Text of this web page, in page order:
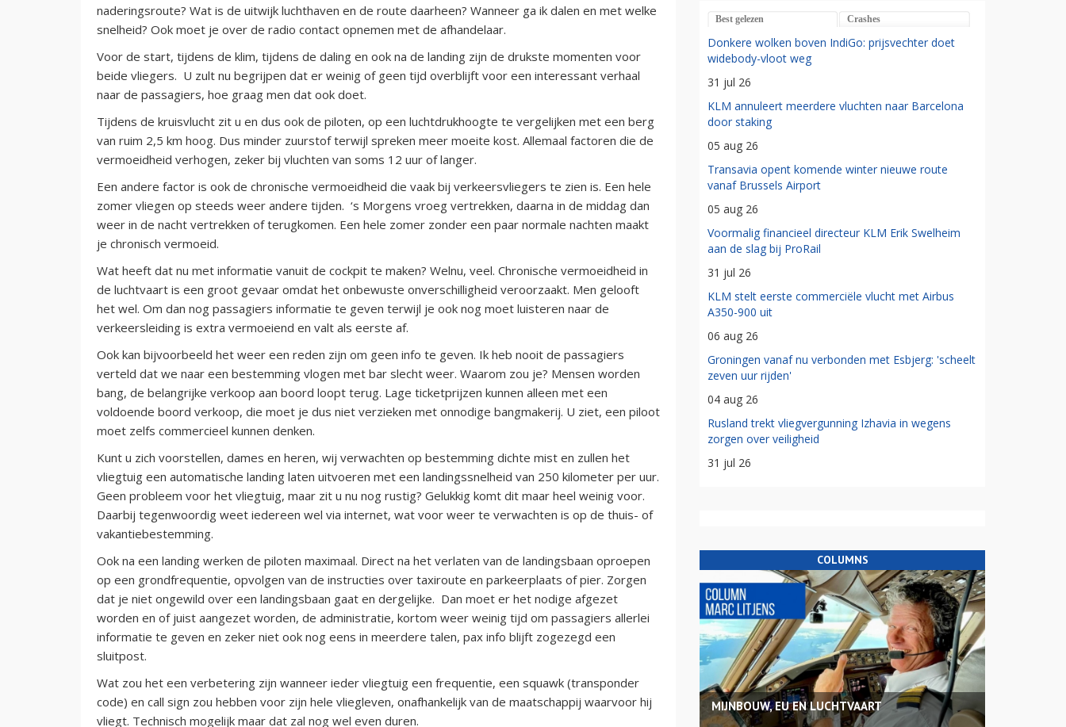
naderingsroute? Wat is de uitwijk luchthaven en de route daarheen? Wanneer ga ik dalen en met welke
snelheid? Ook moet je over de radio contact opnemen met de afhandelaar.
Voor de start, tijdens de klim, tijdens de daling en ook na de landing zijn de drukste momenten voor
beide vliegers. U zult nu begrijpen dat er weinig of geen tijd overblijft voor een interessant verhaal
naar de passagiers, hoe graag men dat ook doet.
Tijdens de kruisvlucht zit u en dus ook de piloten, op een luchtdrukhoogte te vergelijken met een berg
van ruim 2,5 km hoog. Dus minder zuurstof terwijl spreken meer moeite kost. Allemaal factoren die de
vermoeidheid verhogen, zeker bij vluchten van soms 12 uur of langer.
Een andere factor is ook de chronische vermoeidheid die vaak bij verkeersvliegers te zien is. Een hele
zomer vliegen op steeds weer andere tijden. ‘s Morgens vroeg vertrekken, daarna in de middag dan
weer in de nacht vertrekken of terugkomen. Een hele zomer zonder een paar normale nachten maakt
je chronisch vermoeid.
Wat heeft dat nu met informatie vanuit de cockpit te maken? Welnu, veel. Chronische vermoeidheid in
de luchtvaart is een groot gevaar omdat het onbewuste onverschilligheid veroorzaakt. Men gelooft
het wel. Om dan nog passagiers informatie te geven terwijl je ook nog moet luisteren naar de
verkeersleiding is extra vermoeiend en valt als eerste af.
Ook kan bijvoorbeeld het weer een reden zijn om geen info te geven. Ik heb nooit de passagiers
verteld dat we naar een bestemming vlogen met bar slecht weer. Waarom zou je? Mensen worden
bang, de belangrijke verkoop aan boord loopt terug. Lage ticketprijzen kunnen alleen met een
voldoende boord verkoop, die moet je dus niet verzieken met onnodige bangmakerij. U ziet, een piloot
moet zelfs commercieel kunnen denken.
Kunt u zich voorstellen, dames en heren, wij verwachten op bestemming dichte mist en zullen het
vliegtuig een automatische landing laten uitvoeren met een landingssnelheid van 250 kilometer per uur.
Geen probleem voor het vliegtuig, maar zit u nu nog rustig? Gelukkig komt dit maar heel weinig voor.
Daarbij tegenwoordig weet iedereen wel via internet, wat voor weer te verwachten is op de thuis- of
vakantiebestemming.
Ook na een landing werken de piloten maximaal. Direct na het verlaten van de landingsbaan oproepen
op een grondfrequentie, opvolgen van de instructies over taxiroute en parkeerplaats of pier. Zorgen
dat je niet ongewild over een landingsbaan gaat en dergelijke. Dan moet er het nodige afgezet
worden en of juist aangezet worden, de administratie, kortom weer weinig tijd om passagiers allerlei
informatie te geven en zeker niet ook nog eens in meerdere talen, pax info blijft zogezegd een
sluitpost.
Wat zou het een verbetering zijn wanneer ieder vliegtuig een frequentie, een squawk (transponder
code) en call sign zou hebben voor zijn hele vliegleven, onafhankelijk van de maatschappij waarvoor hij
vliegt. Technisch mogelijk maar dat zal nog wel even duren.
Best gelezen Crashes
Donkere wolken boven IndiGo: prijsvechter doet
widebody-vloot weg
31 jul 26
KLM annuleert meerdere vluchten naar Barcelona
door staking
05 aug 26
Transavia opent komende winter nieuwe route
vanaf Brussels Airport
05 aug 26
Voormalig financieel directeur KLM Erik Swelheim
aan de slag bij ProRail
31 jul 26
KLM stelt eerste commerciële vlucht met Airbus
A350-900 uit
06 aug 26
Groningen vanaf nu verbonden met Esbjerg: 'scheelt
zeven uur rijden'
04 aug 26
Rusland trekt vliegvergunning Izhavia in wegens
zorgen over veiligheid
31 jul 26
COLUMNS
MIJNBOUW, EU EN LUCHTVAART